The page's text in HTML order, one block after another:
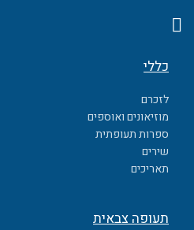
F
a
כללי
לזכרם
מוזיאונים ואוספים
ספרות תעופתית
שירים
תאריכים
תעופה צבאית